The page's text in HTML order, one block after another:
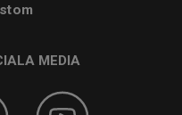
MEDIA